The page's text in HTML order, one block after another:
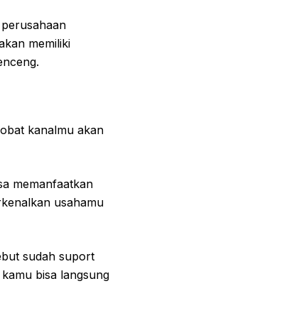
memiliki
kanalmu akan
memanfaatkan
usahamu
sudah suport
bisa langsung